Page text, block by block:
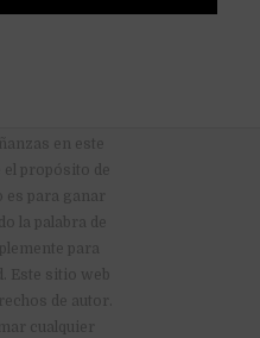
en este
propósito de
es para ganar
la palabra de
para
Este sitio web
de autor.
cualquier